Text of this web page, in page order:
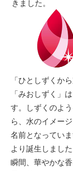
きました。
「ひとしずくか
「みおしずく」
す。しずくのよ
ら、水のイメー
名前となってい
より誕生しまし
瞬間、華やかな